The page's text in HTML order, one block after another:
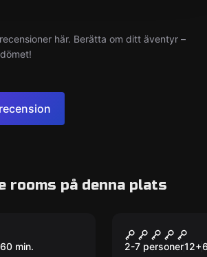
här. Berätta om ditt äventyr –
rooms på denna plats
Moriarty
60 min.
Den
Gränden
2-7 personer12+